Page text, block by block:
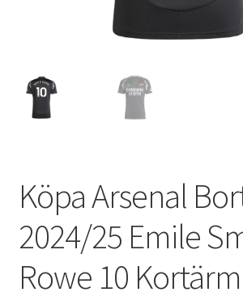
Köpa Arsenal
2024/25 Emile
Rowe 10